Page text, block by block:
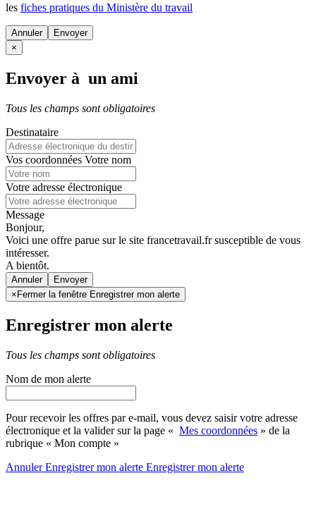
les fiches pratiques du Ministère du travail
Annuler
×
Envoyer à un ami
Tous les champs sont obligatoires
Destinataire
Vos coordonnées Votre nom
Votre adresse électronique
Message
Bonjour,
Voici une offre parue sur le site francetravail.fr susceptible de vous
intéresser.
A bientôt.
Annuler
× Fermer la fenêtre Enregistrer mon alerte
Enregistrer mon alerte
Tous les champs sont obligatoires
Nom de mon alerte
Pour recevoir les offres par e-mail, vous devez saisir votre adresse
électronique et la valider sur la page « Mes coordonnées » de la
rubrique « Mon compte »
AnnulerEnregistrer mon alerte Enregistrermon alerte